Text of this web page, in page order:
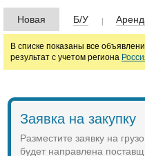
руб.
Марка
Новая Б/У
В списке показаны все
результат с учетом региона
Заявка на закупку
Разместите заявку на
будет направлена